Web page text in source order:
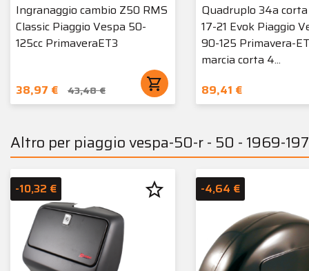
Ingranaggio cambio Z50 RMS
Classic Piaggio Vespa 50-
125cc PrimaveraET3
38,97 € 43,48 € shopping_cart
Quadruplo 34a corta
17-21 Evok Piaggio
90-125 Primavera-
marcia corta 4...
89,41 €
Altro per piaggio vespa-50-r - 50 - 1969-
-10,32 € star_border -4,64 €